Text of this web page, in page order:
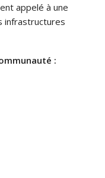
appelé à une
infrastructures
: